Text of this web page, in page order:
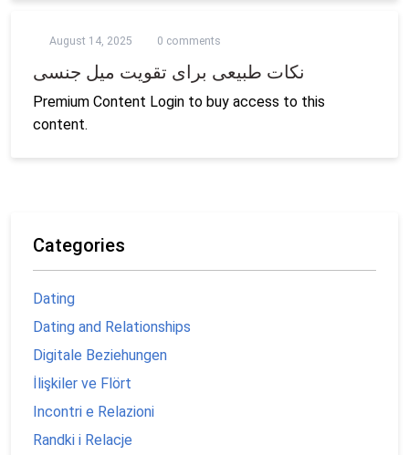
August 14, 2025 0 comments
نکات طبیعی برای تقویت میل جنسی
Premium Content Login to buy access to this
content.
Categories
Dating
Dating and Relationships
Digitale Beziehungen
İlişkiler ve Flört
Incontri e Relazioni
Randki i Relacje